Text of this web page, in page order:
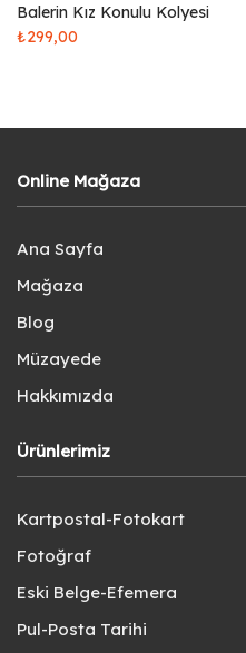
Balerin Kız Konulu Kolyesi
₺299,00
Online Mağaza
Ana Sayfa
Mağaza
Blog
Müzayede
Hakkımızda
Ürünlerimiz
Kartpostal-Fotokart
Fotoğraf
Eski Belge-Efemera
Pul-Posta Tarihi